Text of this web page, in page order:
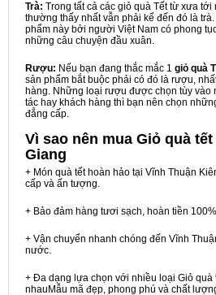
Trà: Trong tất cả các giỏ quà Tết từ xưa tới
thường thấy nhất vẫn phải kể đến đó là
phẩm này bởi người Việt Nam có phong
những câu chuyện đầu xuân.
Rượu: Nếu bạn đang thắc mắc 1 giỏ quà
sản phẩm bắt buộc phải có đó là rượu,
hàng. Những loại rượu được chọn tùy vào
tác hay khách hàng thì bạn nên chọn
đẳng cấp.
Vì sao nên mua Giỏ quà
Giang
+ Món quà tết hoàn hảo tại Vĩnh Thuận
cấp và ấn tượng.
+ Bảo đảm hàng tươi sạch, hoàn tiền
+ Vận chuyển nhanh chóng đến Vĩnh
nước.
+ Đa dạng lựa chọn với nhiều loại Giỏ
nhauMẫu mã đẹp, phong phú và chất